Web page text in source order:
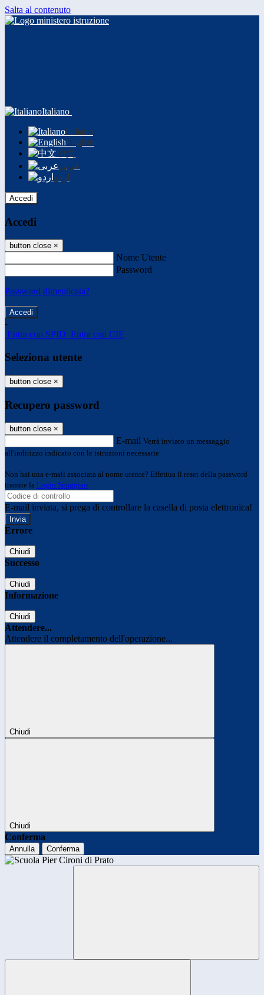
Salta al contenuto
Italiano
Italiano
English
中文
عربى
اردو
Accedi
Accedi
button close ×
Nome Utente
Password
Password dimenticata?
-
Entra con SPID Entra con CIE
Seleziona utente
button close ×
Recupero password
button close ×
E-mail Verrà inviato un messaggio
all'indirizzo indicato con le istruzioni necessarie.
Non hai una e-mail associata al nome utente? Effettua il reset della password
tramite la Login Spaggiari
E-mail inviata, si prega di controllare la casella di posta elettronica!
Errore
Chiudi
Successo
Chiudi
Informazione
Chiudi
Attendere...
Attendere il completamento dell'operazione...
Chiudi
Chiudi
Conferma
Annulla Conferma